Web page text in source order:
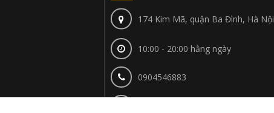
174 Kim Mã, quận Ba Đình, Hà Nội
10:00 - 20:00 hằng ngày
0904546883